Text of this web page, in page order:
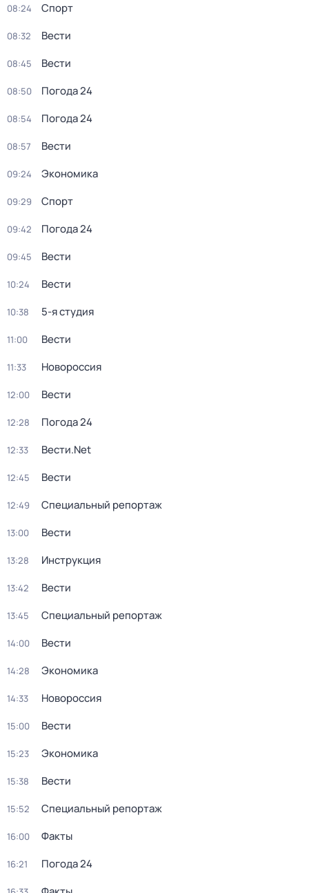
08:24 Спорт
08:32 Вести
08:45 Вести
08:50 Погода 24
08:54 Погода 24
08:57 Вести
09:24 Экономика
09:29 Спорт
09:42 Погода 24
09:45 Вести
10:24 Вести
10:38 5-я студия
11:00 Вести
11:33 Новороссия
12:00 Вести
12:28 Погода 24
12:33 Вести.Net
12:45 Вести
12:49 Специальный репортаж
13:00 Вести
13:28 Инструкция
13:42 Вести
13:45 Специальный репортаж
14:00 Вести
14:28 Экономика
14:33 Новороссия
15:00 Вести
15:23 Экономика
15:38 Вести
15:52 Специальный репортаж
16:00 Факты
16:21 Погода 24